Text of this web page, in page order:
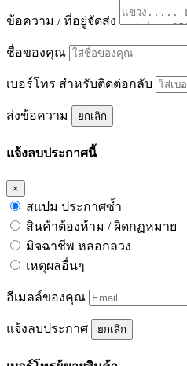
ข้อความ / ที่อยู่จัดส่ง
ชื่อของคุณ
เบอร์โทร สำหรับติดต่อกลับ
ส่งข้อความ ยกเลิก
แจ้งลบประกาศนี้
×
สแปม ประกาศซ้ำ
สินค้าต้องห้าม / ผิดกฏหมาย
มิจฉาชีพ หลอกลวง
เหตุผลอื่นๆ
อีเมลล์ของคุณ
แจ้งลบประกาศ ยกเลิก